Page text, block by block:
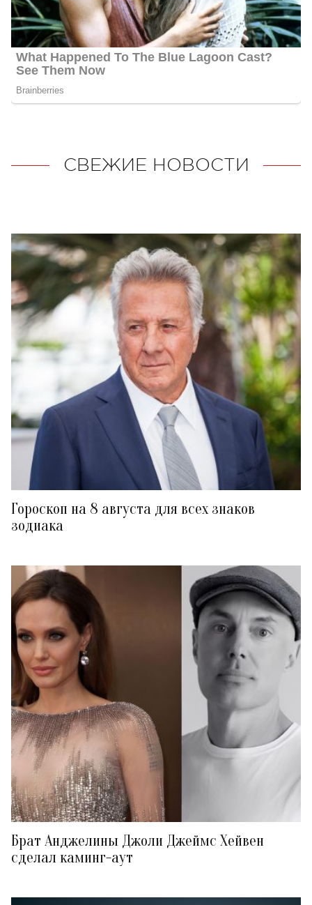
СВЕЖИЕ НОВОСТИ
Гороскоп на 8 августа для всех знаков
зодиака
Брат Анджелины Джоли Джеймс Хейвен
сделал каминг-аут